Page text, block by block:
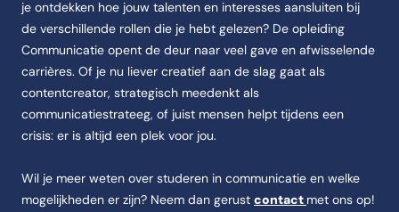
je ontdekken hoe jouw talenten en interesses aansluiten bij
de verschillende rollen die je hebt gelezen? De opleiding
Communicatie opent de deur naar veel gave en afwisselende
carrières. Of je nu liever creatief aan de slag gaat als
contentcreator, strategisch meedenkt als
communicatiestrateeg, of juist mensen helpt tijdens een
crisis: er is altijd een plek voor jou.
Wil je meer weten over studeren in communicatie en welke
mogelijkheden er zijn? Neem dan gerust contact met ons op!